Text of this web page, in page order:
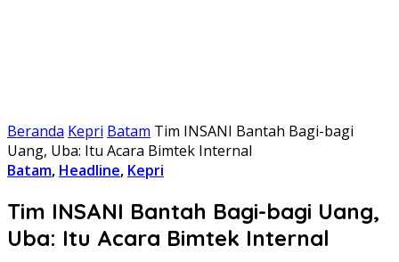
Beranda Kepri Batam Tim INSANI Bantah Bagi-bagi
Uang, Uba: Itu Acara Bimtek Internal
Batam, Headline, Kepri
Tim INSANI Bantah Bagi-bagi Uang,
Uba: Itu Acara Bimtek Internal